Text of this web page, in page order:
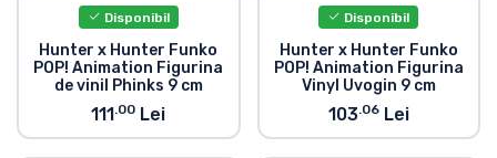
Disponibil
Hunter x Hunter Funko
POP! Animation Figurina
de vinil Phinks 9 cm
111.00 Lei
Disponibil
Hunter x Hunter Funko
POP! Animation Figurina
Vinyl Uvogin 9 cm
103.06Lei